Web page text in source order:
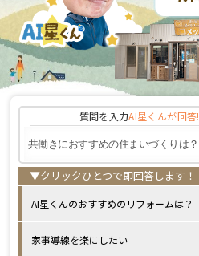
質問を入力AI星くんが回答!
AI星くんのおすすめのリフォームは？
家事導線を楽にしたい